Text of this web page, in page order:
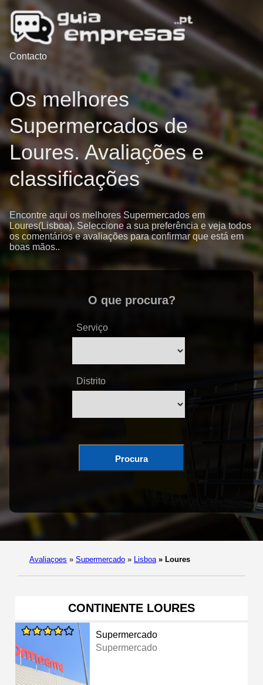
Contacto
Os melhores
Supermercados de
Loures. Avaliações e
classificações
Encontre aqui os melhores Supermercados em
Loures(Lisboa). Seleccione a sua preferência e veja todos
os comentários e avaliações para confirmar que está em
boas mãos..
O que procura?
Serviço
Distrito
Procura
Avaliaçoes » Supermercado » Lisboa » Loures
CONTINENTE LOURES
Supermercado
Supermercado